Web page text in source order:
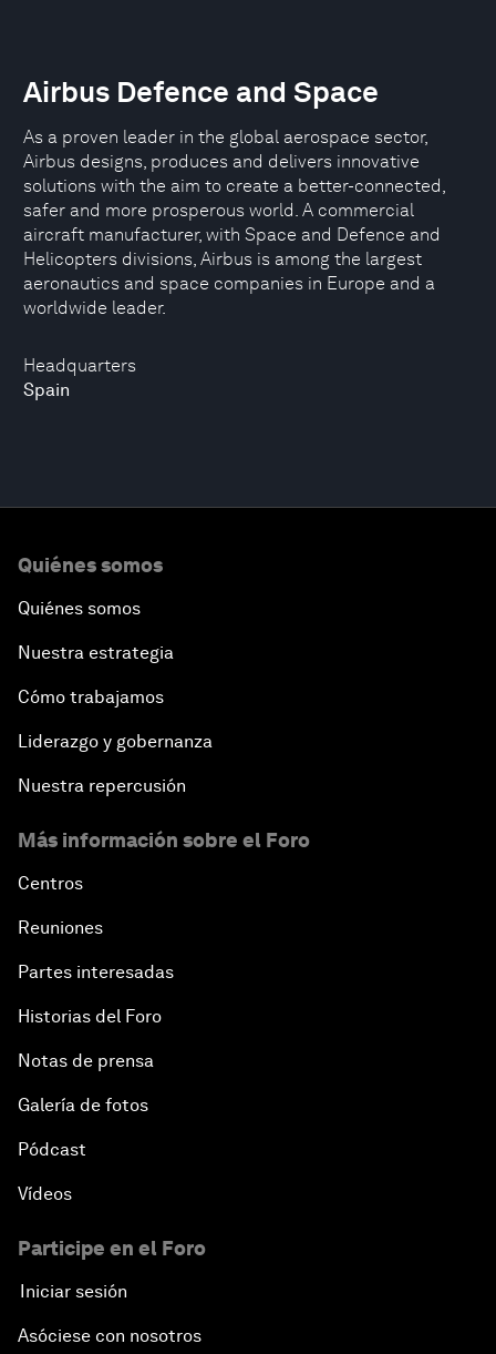
Headquarters
Spain
Airbus Defence and Space
As a proven leader in the global aerospace sector,
Airbus designs, produces and delivers innovative
solutions with the aim to create a better-connected,
safer and more prosperous world. A commercial
aircraft manufacturer, with Space and Defence and
Helicopters divisions, Airbus is among the largest
aeronautics and space companies in Europe and a
worldwide leader.
Quiénes somos
Quiénes somos
Nuestra estrategia
Cómo trabajamos
Liderazgo y gobernanza
Nuestra repercusión
Más información sobre el Foro
Centros
Reuniones
Partes interesadas
Historias del Foro
Notas de prensa
Galería de fotos
Pódcast
Vídeos
Participe en el Foro
Iniciar sesión
Asóciese con nosotros